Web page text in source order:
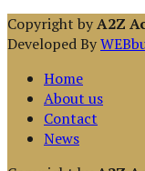
Copyright byA2Z
Developed By
Home
About us
Contact
News